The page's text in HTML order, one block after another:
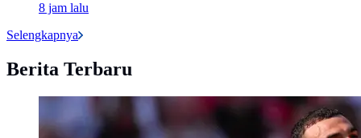
8 jam lalu
Selengkapnya
Berita Terbaru